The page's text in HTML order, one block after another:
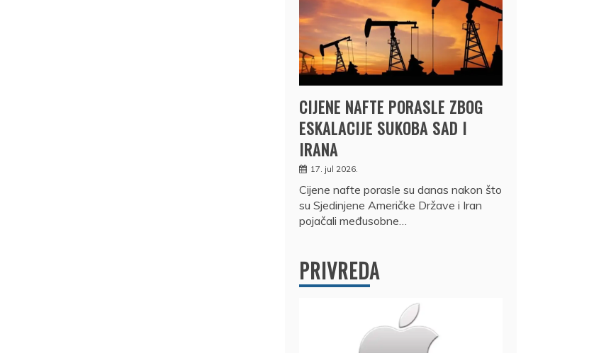
CIJENE NAFTE PORASLE ZBOG
ESKALACIJE SUKOBA SAD I
IRANA
17. jul 2026.
Cijene nafte porasle su danas nakon što
su Sjedinjene Američke Države i Iran
pojačali međusobne…
PRIVREDA